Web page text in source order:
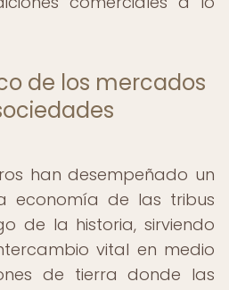
de los mercados
han desempeñado un
economía de las tribus
de la historia, sirviendo
vital en medio
de tierra donde las